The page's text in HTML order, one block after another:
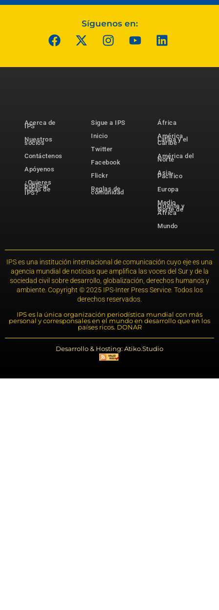
Síguenos en:
Acerca de
IPS
Nuestros
socios
Contáctenos
Apóyenos
¿Quieres
publicar
notas de
IPS?
Sigue a IPS
Inicio
Twitter
Facebook
Flickr
Reglas de
comunidad
África
América
Latina y el
Caribe
América del
Norte
Asia-
Pacífico
Europa
Medio
Oriente y
Norte de
África
Mundo
IPS es una institución internacional de comunicación cuyo eje es una
agencia mundial de noticias que amplifica las voces del Sur y de la
sociedad civil sobre desarrollo, globalización, derechos humanos y
ambiente. Copyright © 2025 IPS-Inter Press Service. Todos los
derechos reservados.
IPS es la única organización periodística mundial con más
personal y corresponsales en el mundo en desarrollo que en los
países ricos. DONAR
Desarrollo & Hosting: Atiko.Studio